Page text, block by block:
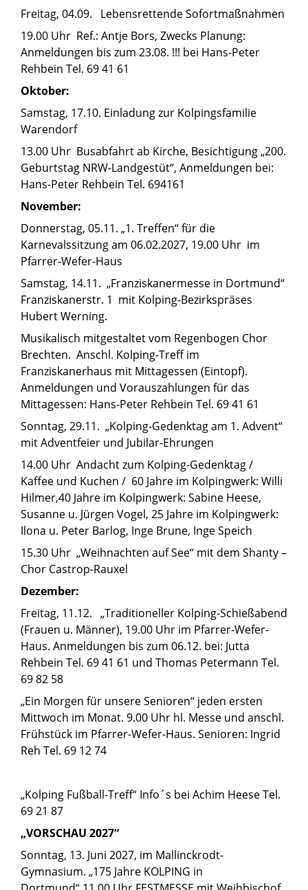
Freitag, 04.09. Lebensrettende Sofortmaßnahmen
19.00 Uhr Ref.: Antje Bors, Zwecks Planung:
Anmeldungen bis zum 23.08. !!! bei Hans-Peter
Rehbein Tel. 69 41 61
Oktober:
Samstag, 17.10. Einladung zur Kolpingsfamilie
Warendorf
13.00 Uhr Busabfahrt ab Kirche, Besichtigung „200.
Geburtstag NRW-Landgestüt“, Anmeldungen bei:
Hans-Peter Rehbein Tel. 694161
November:
Donnerstag, 05.11. „1. Treffen“ für die
Karnevalssitzung am 06.02.2027, 19.00 Uhr im
Pfarrer-Wefer-Haus
Samstag, 14.11. „Franziskanermesse in Dortmund“
Franziskanerstr. 1 mit Kolping-Bezirkspräses
Hubert Werning.
Musikalisch mitgestaltet vom Regenbogen Chor
Brechten. Anschl. Kolping-Treff im
Franziskanerhaus mit Mittagessen (Eintopf).
Anmeldungen und Vorauszahlungen für das
Mittagessen: Hans-Peter Rehbein Tel. 69 41 61
Sonntag, 29.11. „Kolping-Gedenktag am 1. Advent“
mit Adventfeier und Jubilar-Ehrungen
14.00 Uhr Andacht zum Kolping-Gedenktag /
Kaffee und Kuchen / 60 Jahre im Kolpingwerk: Willi
Hilmer,40 Jahre im Kolpingwerk: Sabine Heese,
Susanne u. Jürgen Vogel, 25 Jahre im Kolpingwerk:
Ilona u. Peter Barlog, Inge Brune, Inge Speich
15.30 Uhr „Weihnachten auf See“ mit dem Shanty –
Chor Castrop-Rauxel
Dezember:
Freitag, 11.12. „Traditioneller Kolping-Schießabend
(Frauen u. Männer), 19.00 Uhr im Pfarrer-Wefer-
Haus. Anmeldungen bis zum 06.12. bei: Jutta
Rehbein Tel. 69 41 61 und Thomas Petermann Tel.
69 82 58
„Ein Morgen für unsere Senioren“ jeden ersten
Mittwoch im Monat. 9.00 Uhr hl. Messe und anschl.
Frühstück im Pfarrer-Wefer-Haus. Senioren: Ingrid
Reh Tel. 69 12 74
„Kolping Fußball-Treff“ Info´s bei Achim Heese Tel.
69 21 87
„VORSCHAU 2027“
Sonntag, 13. Juni 2027, im Mallinckrodt-
Gymnasium. „175 Jahre KOLPING in